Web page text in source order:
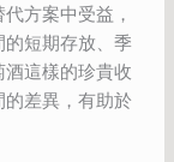
方案中受益，
短期存放、季
這樣的珍貴收
差異，有助於